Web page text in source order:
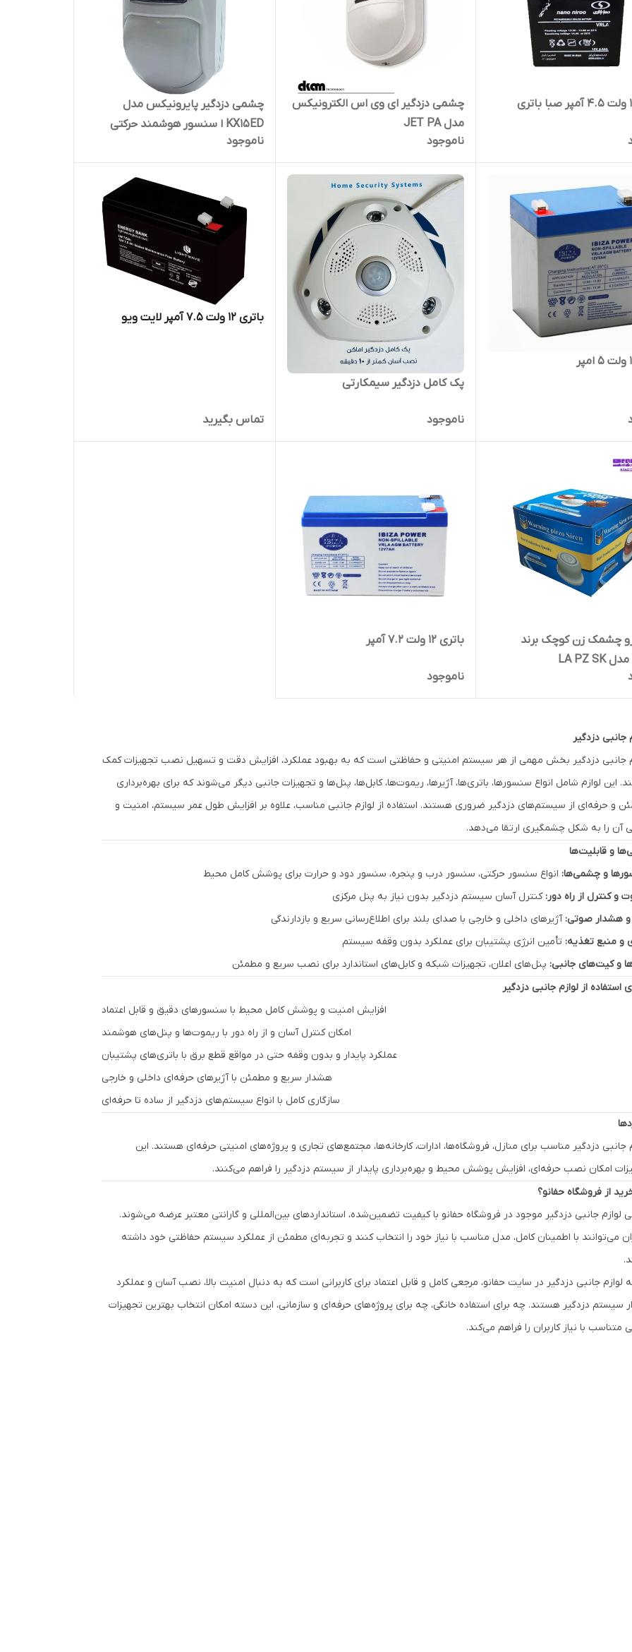
چشمی دزدگیر ای وی اس الکترونیکس
مدل JET PA
ناموجود
چشمی دزدگیر پایرونیکس مدل
KX15ED ا سنسور هوشمند حرکتی
پایرونیکس مدل KX15ED
ناموجود
پک کامل دزدگیر سیمکارتی
ناموجود
باتری 12 ولت 7.5 آمپر لایت ویو
تماس بگیرید
چشمک زن کوچک برند
باتری 12 ولت 7.2 آمپر
ناموجود
جانبی دزدگیر
جانبی دزدگیر بخش مهمی از هر سیستم امنیتی و حفاظتی است که به بهبود عملکرد، افزایش دقت و تسهیل نصب تجهیزات کمک
این لوازم شامل انواع سنسورها، باتری‌ها، آژیرها، ریموت‌ها، کابل‌ها، پنل‌ها و تجهیزات جانبی دیگر می‌شوند که برای بهره‌برداری
و حرفه‌ای از سیستم‌های دزدگیر ضروری هستند. استفاده از لوازم جانبی مناسب، علاوه بر افزایش طول عمر سیستم، امنیت و
آن را به شکل چشمگیری ارتقا می‌دهد.
و قابلیت‌ها
و چشمی‌ها: انواع سنسور حرکتی، سنسور درب و پنجره، سنسور دود و حرارت برای پوشش کامل محیط
و کنترل از راه دور:کنترل آسان سیستم دزدگیر بدون نیاز به پنل مرکزی
و هشدار صوتی:آژیرهای داخلی و خارجی با صدای بلند برای اطلاع‌رسانی سریع و بازدارندگی
و منبع تغذیه: تأمین انرژی پشتیبان برای عملکرد بدون وقفه سیستم
و کیت‌های جانبی: پنل‌های اعلان، تجهیزات شبکه و کابل‌های استاندارد برای نصب سریع و مطمئن
استفاده از لوازم جانبی دزدگیر
افزایش امنیت و پوشش کامل محیط با سنسورهای دقیق و قابل اعتماد
امکان کنترل آسان و از راه دور با ریموت‌ها و پنل‌های هوشمند
عملکرد پایدار و بدون وقفه حتی در مواقع قطع برق با باتری‌های پشتیبان
هشدار سریع و مطمئن با آژیرهای حرفه‌ای داخلی و خارجی
سازگاری کامل با انواع سیستم‌های دزدگیر از ساده تا حرفه‌ای
جانبی دزدگیر مناسب برای منازل، فروشگاه‌ها، ادارات، کارخانه‌ها، مجتمع‌های تجاری و پروژه‌های امنیتی حرفه‌ای هستند. این
امکان نصب حرفه‌ای، افزایش پوشش محیط و بهره‌برداری پایدار از سیستم دزدگیر را فراهم می‌کنند.
از فروشگاه حفانو؟
لوازم جانبی دزدگیر موجود در فروشگاه حفانو با کیفیت تضمین‌شده، استانداردهای بین‌المللی و گارانتی معتبر عرضه می‌شوند.
می‌توانند با اطمینان کامل، مدل مناسب با نیاز خود را انتخاب کنند و تجربه‌ای مطمئن از عملکرد سیستم حفاظتی خود داشته
لوازم جانبی دزدگیر در سایت حفانو، مرجعی کامل و قابل اعتماد برای کاربرانی است که به دنبال امنیت بالا، نصب آسان و عملکرد
سیستم دزدگیر هستند. چه برای استفاده خانگی، چه برای پروژه‌های حرفه‌ای و سازمانی، این دسته امکان انتخاب بهترین تجهیزات
متناسب با نیاز کاربران را فراهم می‌کند.